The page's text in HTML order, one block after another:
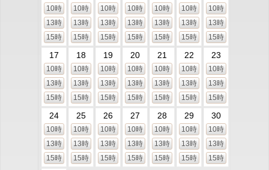
10時
13時
15時
10時
13時
15時
10時
13時
15時
10時
13時
15時
10時
13時
15時
10時
13時
15時
10時
13時
15時
17
10時
13時
15時
18
10時
13時
15時
19
10時
13時
15時
20
10時
13時
15時
21
10時
13時
15時
22
10時
13時
15時
23
10時
13時
15時
24
10時
13時
15時
25
10時
13時
15時
26
10時
13時
15時
27
10時
13時
15時
28
10時
13時
15時
29
10時
13時
15時
30
10時
13時
15時